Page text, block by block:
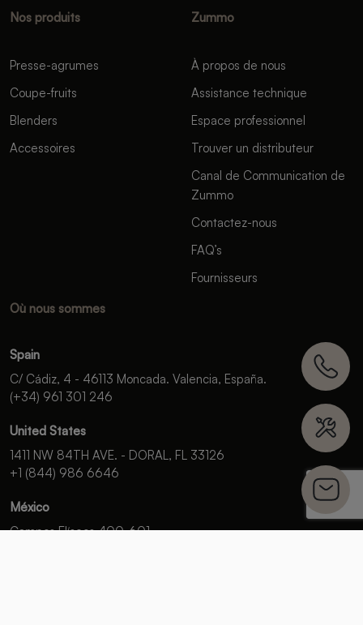
Nos produits
Presse-agrumes
Coupe-fruits
Blenders
Accessoires
Zummo
À propos de nous
Assistance technique
Espace professionnel
Trouver un distributeur
Canal de Communication de
Zummo
Contactez-nous
FAQ’s
Fournisseurs
Où nous sommes
Spain
C/ Cádiz, 4 - 46113 Moncada. Valencia, España.
(+34) 961 301 246
United States
1411 NW 84TH AVE. - DORAL, FL 33126
+1 (844) 986 6646
México
Campos Elíseos 400-601,